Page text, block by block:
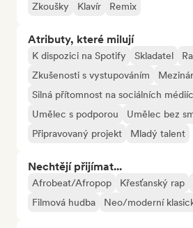
Zkoušky Klavír Remix
Atributy, které milují
K dispozici na Spotify Skladatel
Zkušenosti s vystupováním
Silná přítomnost na sociálních
Umělec s podporou
Umělec bez
Připravovaný projekt
Mladý talent
Nechtějí přijímat...
Afrobeat/Afropop Křesťanský rap
Filmová hudba
Neo/moderní